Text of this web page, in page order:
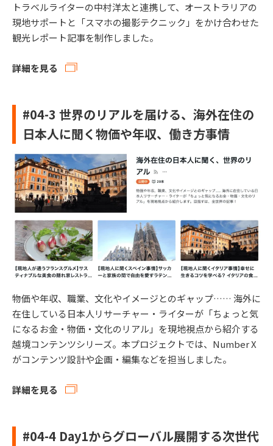
トラベルライターの中村洋太と連携して、オーストラリアの
現地サポートと「スマホの撮影テクニック」をかけ合わせた
観光レポート記事を制作しました。
詳細を見る
#04-3 世界のリアルを届ける、海外在住の
日本人に聞く物価や年収、働き方事情
物価や年収、職業、文化やイメージとのギャップ…… 海外に
在住している日本人リサーチャー・ライターが「ちょっと気
になるお金・物価・文化のリアル」を現地視点から紹介する
越境コンテンツシリーズ。本プロジェクトでは、Number X
がコンテンツ設計や企画・編集などを担当しました。
詳細を見る
#04-4 Day1からグローバル展開する次世代